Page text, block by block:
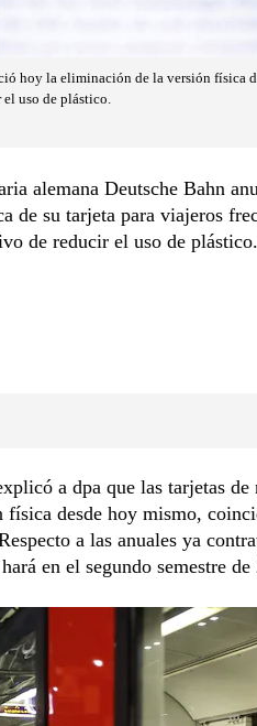
hoy la eliminación de la versión física
uso de plástico.
alemana Deutsche Bahn
de su tarjeta para viajeros
de reducir el uso de plástico.
a dpa que las tarjetas de
física desde hoy mismo,
a las anuales ya
en el segundo semestre de